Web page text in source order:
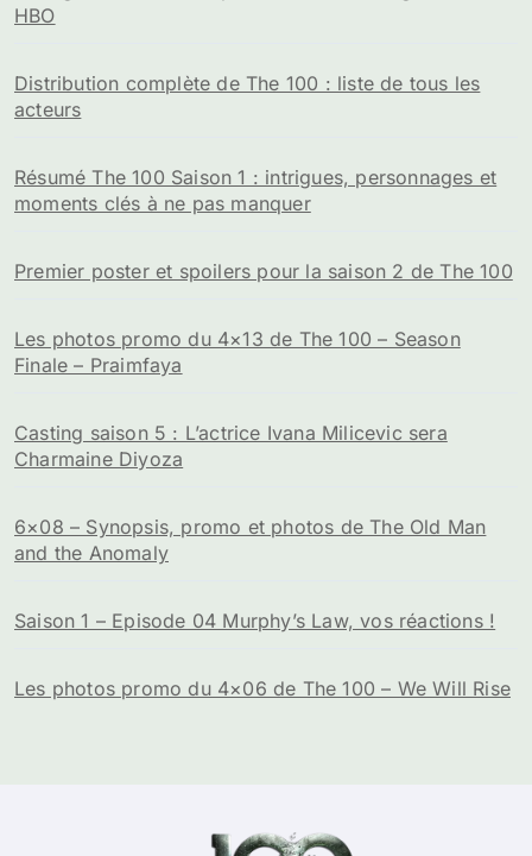
HBO
Distribution complète de The 100 : liste de tous les
acteurs
Résumé The 100 Saison 1 : intrigues, personnages et
moments clés à ne pas manquer
Premier poster et spoilers pour la saison 2 de The 100
Les photos promo du 4×13 de The 100 – Season
Finale – Praimfaya
Casting saison 5 : L’actrice Ivana Milicevic sera
Charmaine Diyoza
6×08 – Synopsis, promo et photos de The Old Man
and the Anomaly
Saison 1 – Episode 04 Murphy’s Law, vos réactions !
Les photos promo du 4×06 de The 100 – We Will Rise